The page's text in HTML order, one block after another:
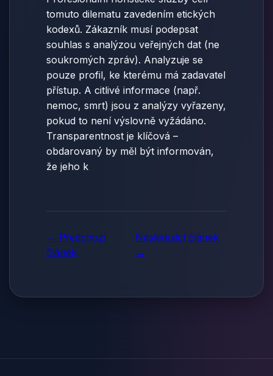
tomuto dilematu zavedením etických
kodexů. Zákazník musí podepsat
souhlas s analýzou veřejných dat (ne
soukromých zpráv). Analyzuje se
pouze profil, ke kterému má zadavatel
přístup. A citlivé informace (např.
nemoc, smrt) jsou z analýzy vyřazeny,
pokud to není výslovně vyžádáno.
Transparentnost je klíčová –
obdarovaný by měl být informován,
že jeho k
← Předchozí
článek
Následující článek
→